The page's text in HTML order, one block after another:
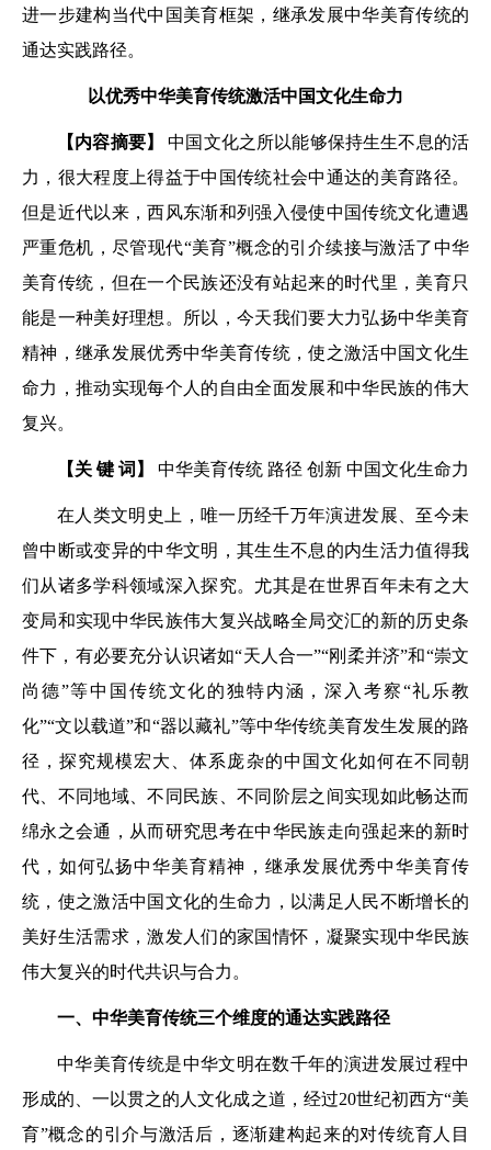
进一步建构当代中国美育框架，继承发展中华美育传统的
通达实践路径。
以优秀中华美育传统激活中国文化生命力
【内容摘要】中国文化之所以能够保持生生不息的活
力，很大程度上得益于中国传统社会中通达的美育路径。
但是近代以来，西风东渐和列强入侵使中国传统文化遭遇
严重危机，尽管现代“美育”概念的引介续接与激活了中华
美育传统，但在一个民族还没有站起来的时代里，美育只
能是一种美好理想。所以，今天我们要大力弘扬中华美育
精神，继承发展优秀中华美育传统，使之激活中国文化生
命力，推动实现每个人的自由全面发展和中华民族的伟大
复兴。
【关 键 词】 中华美育传统 路径 创新 中国文化生命力
在人类文明史上，唯一历经千万年演进发展、至今未
曾中断或变异的中华文明，其生生不息的内生活力值得我
们从诸多学科领域深入探究。尤其是在世界百年未有之大
变局和实现中华民族伟大复兴战略全局交汇的新的历史条
件下，有必要充分认识诸如“天人合一”“刚柔并济”和“崇文
尚德”等中国传统文化的独特内涵，深入考察“礼乐教
化”“文以载道”和“器以藏礼”等中华传统美育发生发展的路
径，探究规模宏大、体系庞杂的中国文化如何在不同朝
代、不同地域、不同民族、不同阶层之间实现如此畅达而
绵永之会通，从而研究思考在中华民族走向强起来的新时
代，如何弘扬中华美育精神，继承发展优秀中华美育传
统，使之激活中国文化的生命力，以满足人民不断增长的
美好生活需求，激发人们的家国情怀，凝聚实现中华民族
伟大复兴的时代共识与合力。
一、中华美育传统三个维度的通达实践路径
中华美育传统是中华文明在数千年的演进发展过程中
形成的、一以贯之的人文化成之道，经过20世纪初西方“美
育”概念的引介与激活后，逐渐建构起来的对传统育人目